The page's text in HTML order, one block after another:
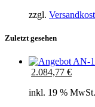
zzgl.
Zuletzt gesehen
Aktueller
ist:
2.084,77 €
inkl. 19 % MwSt.